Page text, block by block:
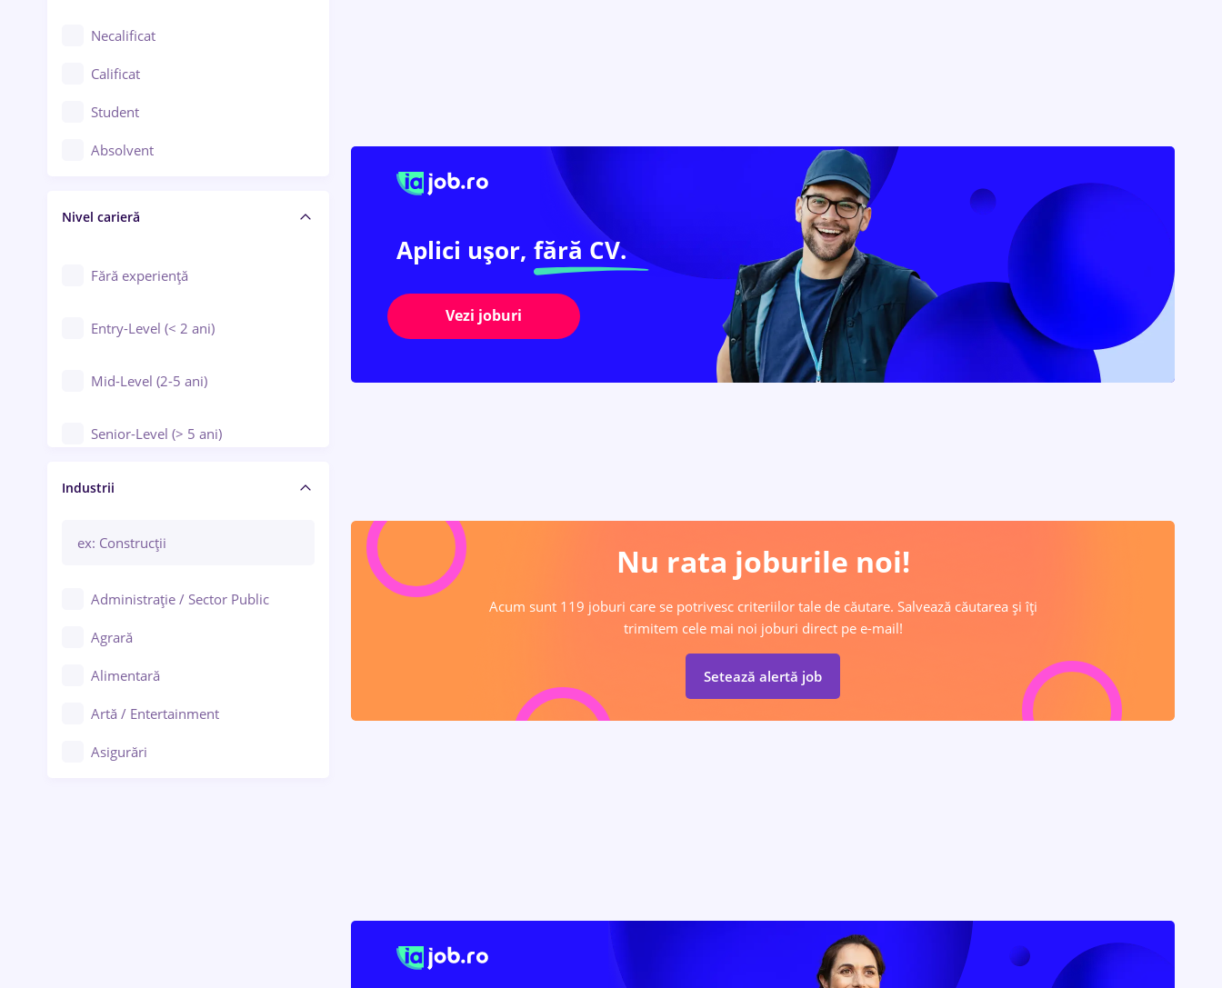
Chimie / Biochimie
Confecții / Design vestimentar
Construcții / Instalații
Controlul calității
Educație / Training / Arte
Necalificat
Calificat
Student
Absolvent
Nivel carieră
Fără experiență
Entry-Level (< 2 ani)
Mid-Level (2-5 ani)
Senior-Level (> 5 ani)
Manager / Executiv
Industrii
Administrație / Sector Public
Agrară
Alimentară
Artă / Entertainment
Asigurări
Aplici ușor, fără CV.
Vezi joburi
Nu rata joburile noi!
Acum sunt 119 joburi care se potrivesc criteriilor tale de căutare. Salvează căutarea și îți
trimitem cele mai noi joburi direct pe e-mail!
Setează alertă job